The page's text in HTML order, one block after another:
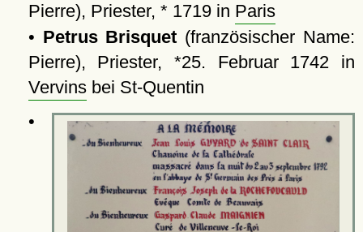
Pierre), Priester, * 1719 in Paris
• Petrus Brisquet (französischer Name:
Pierre), Priester, *25. Februar 1742 in
Vervinsbei St-Quentin
•